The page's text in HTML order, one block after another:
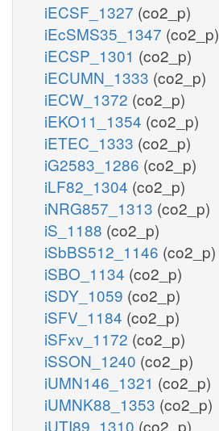
iECSF_1327 (co2_p)
iEcSMS35_1347 (co2_p)
iECSP_1301 (co2_p)
iECUMN_1333 (co2_p)
iECW_1372 (co2_p)
iEKO11_1354 (co2_p)
iETEC_1333 (co2_p)
iG2583_1286 (co2_p)
iLF82_1304 (co2_p)
iNRG857_1313 (co2_p)
iS_1188 (co2_p)
iSbBS512_1146 (co2_p)
iSBO_1134 (co2_p)
iSDY_1059 (co2_p)
iSFV_1184 (co2_p)
iSFxv_1172 (co2_p)
iSSON_1240 (co2_p)
iUMN146_1321 (co2_p)
iUMNK88_1353 (co2_p)
iUTI89_1310 (co2_p)